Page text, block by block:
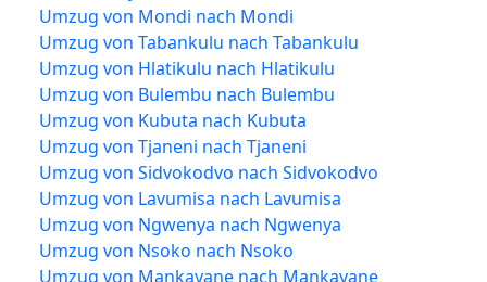
Umzug von Mondi nach Mondi
Umzug von Tabankulu nach Tabankulu
Umzug von Hlatikulu nach Hlatikulu
Umzug von Bulembu nach Bulembu
Umzug von Kubuta nach Kubuta
Umzug von Tjaneni nach Tjaneni
Umzug von Sidvokodvo nach Sidvokodvo
Umzug von Lavumisa nach Lavumisa
Umzug von Ngwenya nach Ngwenya
Umzug von Nsoko nach Nsoko
Umzug von Mankayane nach Mankayane